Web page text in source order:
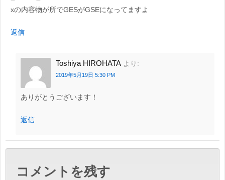
xの内容物が所でGESがGSEになってますよ
返信
Toshiya HIROHATA より:
2019年5月19日 5:30 PM
ありがとうございます！
返信
コメントを残す